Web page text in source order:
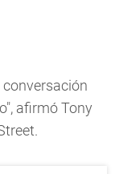
afirmó Tony